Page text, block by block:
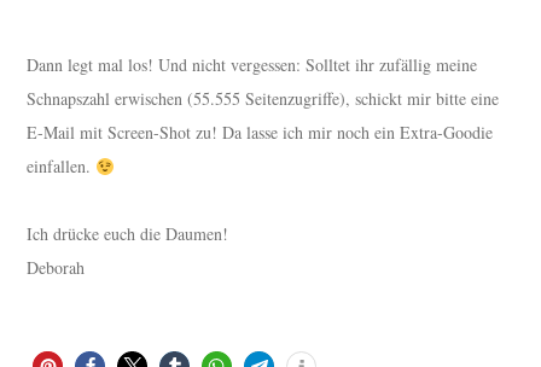
Dann legt mal los! Und nicht vergessen: Solltet ihr zufällig meine
Schnapszahl erwischen (55.555 Seitenzugriffe), schickt mir bitte eine
E-Mail mit Screen-Shot zu! Da lasse ich mir noch ein Extra-Goodie
einfallen.
Ich drücke euch die Daumen!
Deborah